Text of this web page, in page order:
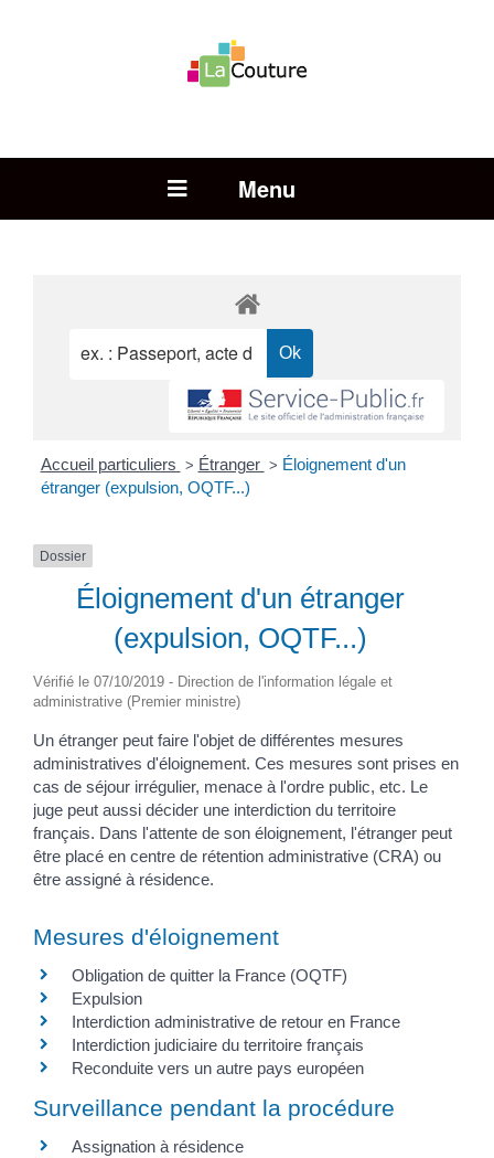
Open Menu
Accueil particuliers > Étranger > Éloignement d'un
étranger (expulsion, OQTF...)
Dossier
Éloignement d'un étranger
(expulsion, OQTF...)
Vérifié le 07/10/2019 - Direction de l'information légale et
administrative (Premier ministre)
Un étranger peut faire l'objet de différentes mesures
administratives d'éloignement. Ces mesures sont prises en
cas de séjour irrégulier, menace à l'ordre public, etc. Le
juge peut aussi décider une interdiction du territoire
français. Dans l'attente de son éloignement, l'étranger peut
être placé en centre de rétention administrative (CRA) ou
être assigné à résidence.
Mesures d'éloignement
Obligation de quitter la France (OQTF)
Expulsion
Interdiction administrative de retour en France
Interdiction judiciaire du territoire français
Reconduite vers un autre pays européen
Surveillance pendant la procédure
Assignation à résidence